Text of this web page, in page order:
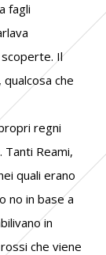
fagli
Il
che
regni
Tanti Reami,
quali erano
no in base a
in
che viene